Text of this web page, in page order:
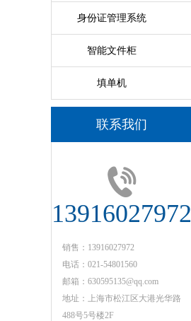
身份证管理系统
智能文件柜
填单机
联系我们
13916027972
销售：13916027972
电话：021-54801560
邮箱：630595135@qq.com
地址：上海市松江区大港光华路
488号5号楼2F